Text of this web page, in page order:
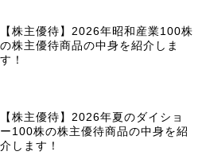
【株主優待】2026年昭和産業100株
の株主優待商品の中身を紹介しま
す！
【株主優待】2026年夏のダイショ
ー100株の株主優待商品の中身を紹
介します！